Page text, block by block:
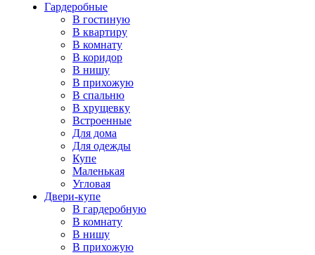
Гардеробные
В гостиную
В квартиру
В комнату
В коридор
В нишу
В прихожую
В спальню
В хрущевку
Встроенные
Для дома
Для одежды
Купе
Маленькая
Угловая
Двери-купе
В гардеробную
В комнату
В нишу
В прихожую